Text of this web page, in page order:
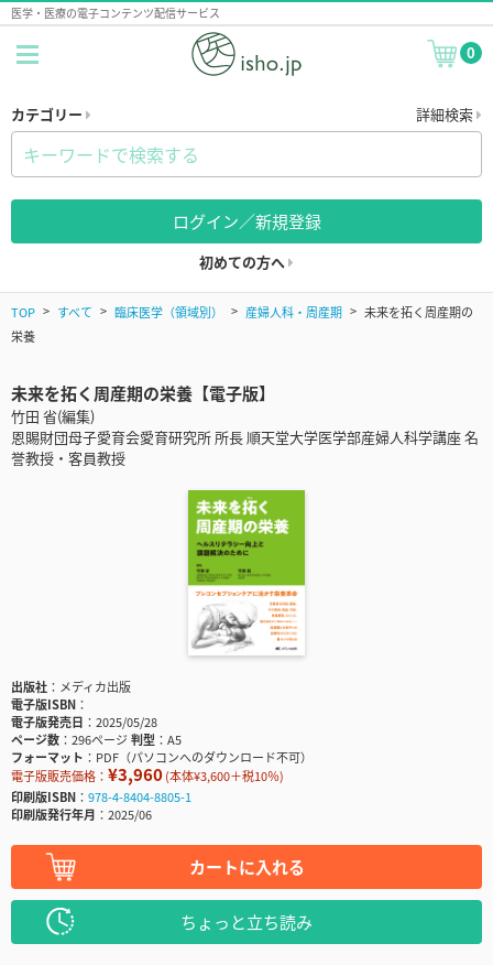
医学・医療の電子コンテンツ配信サービス
0
カテゴリー 詳細検索
ログイン／新規登録
初めての方へ
TOP すべて 臨床医学（領域別） 産婦人科・周産期
未来を拓く周産期の
栄養
未来を拓く周産期の栄養【電子版】
竹田 省(編集)
恩賜財団母子愛育会愛育研究所 所長 順天堂大学医学部産婦人科学講座 名
誉教授・客員教授
出版社
メディカ出版
電子版ISBN
電子版発売日
2025/05/28
ページ数
296ページ判型
A5
フォーマット
PDF（パソコンへのダウンロード不可）
電子版販売価格： ¥3,960(本体¥3,600＋税10％)
印刷版ISBN
978-4-8404-8805-1
印刷版発行年月
2025/06
カートに入れる
ちょっと立ち読み